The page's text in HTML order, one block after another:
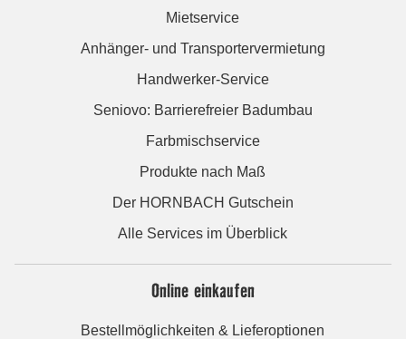
Mietservice
Anhänger- und Transportervermietung
Handwerker-Service
Seniovo: Barrierefreier Badumbau
Farbmischservice
Produkte nach Maß
Der HORNBACH Gutschein
Alle Services im Überblick
Online einkaufen
Bestellmöglichkeiten & Lieferoptionen